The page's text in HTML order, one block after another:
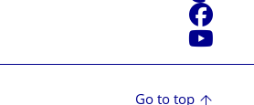
Facebook
YouTube
Go to top